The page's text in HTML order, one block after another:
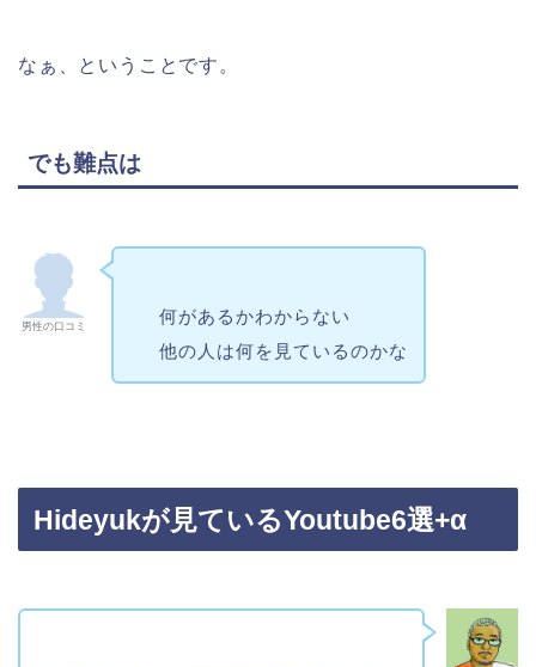
なぁ、ということです。
でも難点は
男性の口コミ
何があるかわからない
他の人は何を見ているのかな
Hideyukが見ているYoutube6選+α